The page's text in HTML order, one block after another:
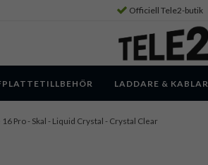
Officiell Tele2-butik
LADDARE & KABLAR
16 Pro - Skal - Liquid Crystal - Crystal Clear